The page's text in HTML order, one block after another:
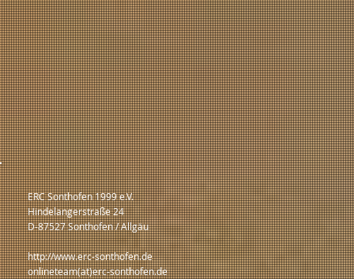
ERC Sonthofen 1999 e.V.
Hindelangerstraße 24
D-87527 Sonthofen / Allgäu
http://www.erc-sonthofen.de
onlineteam(at)erc-sonthofen.de